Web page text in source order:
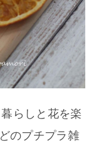
らしと花を楽
のプチプラ雑